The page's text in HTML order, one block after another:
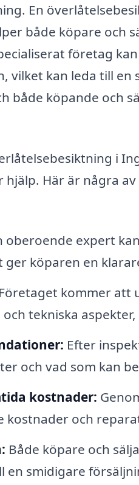
En
både köpare och
företag
vilket kan leda till en
både köpande och
i
Här är några
oberoende expert
köparen en
Företaget kommer att
tekniska aspekter,
Efter
och vad som kan
kostnader:
kostnader och
Både köpare och
en smidigare